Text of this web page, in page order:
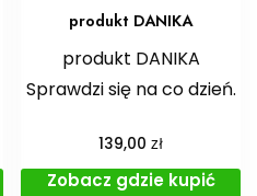
produkt DANIKA
produkt DANIKA
Sprawdzi się na co dzień.
139,00zł
Zobacz gdzie kupić